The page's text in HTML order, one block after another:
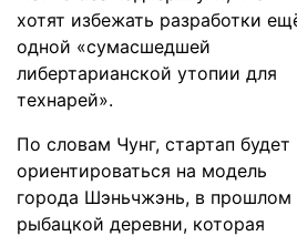
хотят избежать разработки
одной «сумасшедшей
либертарианской утопии для
технарей».
По словам Чунг, стартап будет
ориентироваться на модель
города Шэньчжэнь, в
рыбацкой деревни, которая